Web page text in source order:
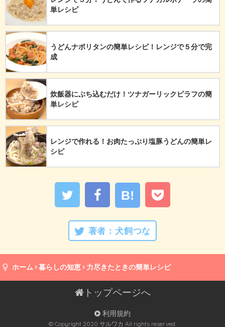
単レシピ
うどんナポリタンの簡単レシピ！レンジで５分で完
成
炊飯器にぶち込むだけ！ツナガーリックピラフの簡
単レシピ
レンジで作れる！お肉たっぷり塩豚うどんの簡単レ
シピ
B!
著者： 犬飼つな
ホーム 暮らしの知恵 力尽きたときの簡単レシピ
トップページへ
利用規約
© Copyright 2020 サルワカ All rights reserved.